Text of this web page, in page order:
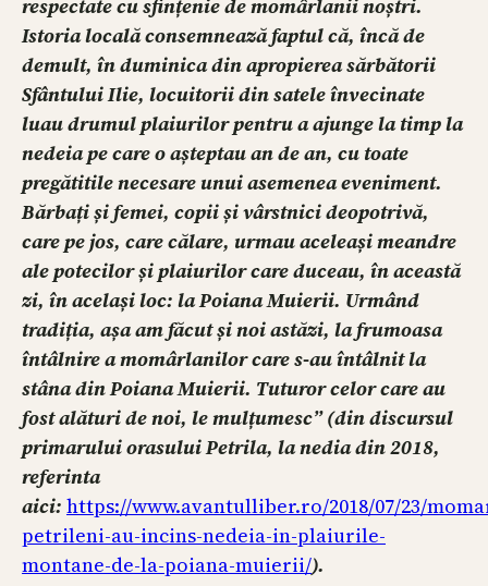
respectate cu sfințenie de momârlanii noștri.
Istoria locală consemnează faptul că, încă de
demult, în duminica din apropierea sărbătorii
Sfântului Ilie, locuitorii din satele învecinate
luau drumul plaiurilor pentru a ajunge la timp la
nedeia pe care o așteptau an de an, cu toate
pregătitile necesare unui asemenea eveniment.
Bărbați și femei, copii și vârstnici deopotrivă,
care pe jos, care călare, urmau aceleași meandre
ale potecilor și plaiurilor care duceau, în această
zi, în același loc: la Poiana Muierii. Urmând
tradiția, așa am făcut și noi astăzi, la frumoasa
întâlnire a momârlanilor care s-au întâlnit la
stâna din Poiana Muierii. Tuturor celor care au
fost alături de noi, le mulțumesc” (din discursul
primarului orasului Petrila, la nedia din 2018,
referinta
aici: https://www.avantulliber.ro/2018/07/23/
petrileni-au-incins-nedeia-in-plaiurile-
montane-de-la-poiana-muierii/).